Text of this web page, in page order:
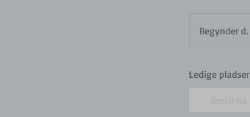
Begynder d.
Ledige pladser